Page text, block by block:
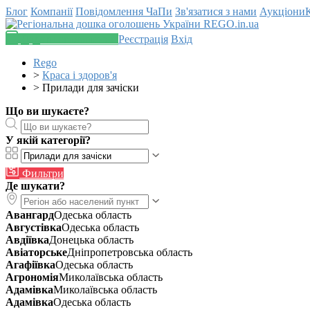
Блог Компанії Повідомлення ЧаПи Зв'язатися з нами Аукціони
Реєстрація Вхід
Rego
> Краса і здоров'я
> Прилади для зачіски
Що ви шукаєте?
У якій категорії?
Фильтри
Де шукати?
АвангардОдеська область
АвгустівкаОдеська область
АвдіївкаДонецька область
АвіаторськеДніпропетровська область
АгафіївкаОдеська область
АгрономіяМиколаївська область
АдамівкаМиколаївська область
АдамівкаОдеська область